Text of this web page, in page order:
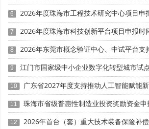
机构组建的创新创业团队，经评审可
团队项目，最高获得1亿元资助，资金用
采购、人才薪酬、成果转化等。对经珠
人才计划"团队项目的，按省资助额度
助。搭建院士工作站，市级分A、B、C
以上院士签约合作给予150万元资助，B
作给予100万元，C类与1名院士签约合
院士工作站按市级标准资助，一家建站
级院士工作站名义享受一次建站经费资助
6 2026年度珠海市工程技术研究中心项目申
7 2026年度珠海市科技创新平台项目申报时间、
8 2026年东莞市概念验证中心、中试平台支持措施奖励申报
9 江门市国家级中小企业数字化转型城市试点数字化项目（第一批）入库
10 广东省2027年度支持推动人工智能赋能新型工业化标杆项目入库
11 珠海市省级普惠性制造业投资奖励资金申报、项目清算及完工验
12 2026年首台（套）重大技术装备保险补偿政策资格审定和资金